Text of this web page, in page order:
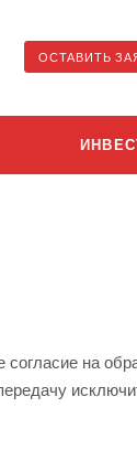
ОСТАВИТЬ
согласие на